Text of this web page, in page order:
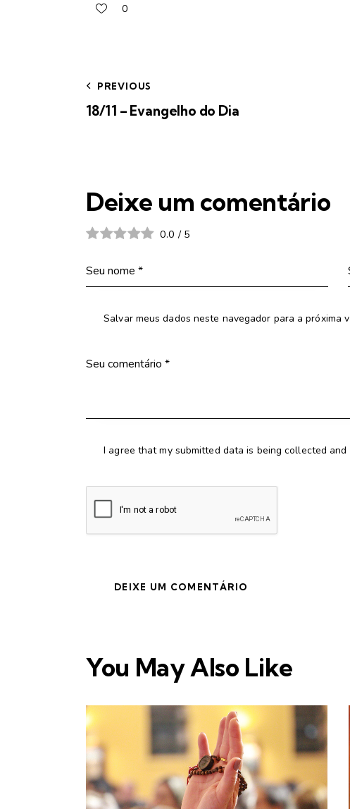
0
PREVIOUS
18/11 – Evangelho do Dia
Deixe um comentário
0.0 / 5
Salvar meus dados neste navegador para a próxima
I agree that my submitted data is being collected and
You May Also Like